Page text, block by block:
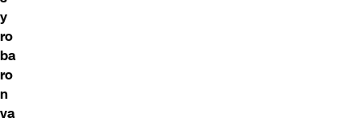
y
ro
ba
ro
n
va